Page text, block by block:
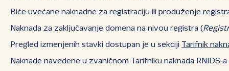
Biće uvećane naknadne za registraciju ili produženje
Naknada za zaključavanje domena na nivou registra (
Pregled izmenjenih stavki dostupan je u sekciji Tarifnik
Naknade navedene u zvaničnom Tarifniku naknada